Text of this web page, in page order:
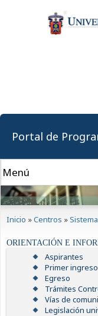
Portal de
Inicio »Centros »
ORIENTACIÓN E
Aspirantes
Primer ingreso
Egreso
Trámites
Vías de
Legislación